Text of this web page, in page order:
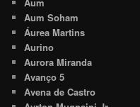
Aum Soham
Áurea Martins
Aurino
Aurora Miranda
Avanço 5
Avena de Castro